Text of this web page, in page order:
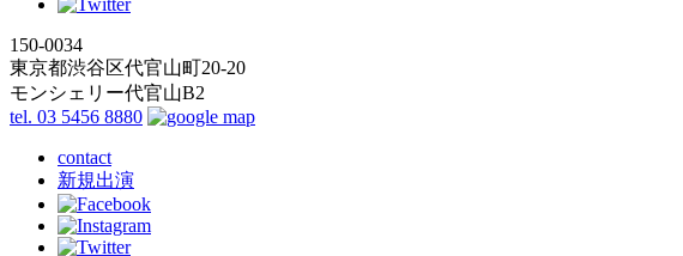
150-0034
東京都渋谷区代官山町20-20
モンシェリー代官山B2
tel. 03 5456 8880
contact
新規出演